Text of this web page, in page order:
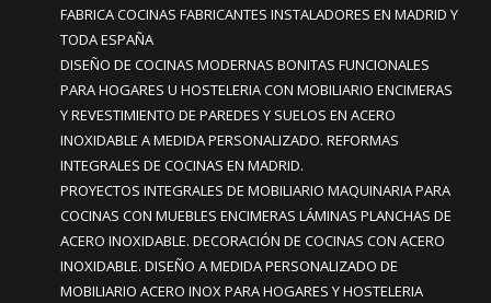
FABRICA COCINAS FABRICANTES INSTALADORES EN MADRID Y
TODA ESPAÑA
DISEÑO DE COCINAS MODERNAS BONITAS FUNCIONALES
PARA HOGARES U HOSTELERIA CON MOBILIARIO ENCIMERAS
Y REVESTIMIENTO DE PAREDES Y SUELOS EN ACERO
INOXIDABLE A MEDIDA PERSONALIZADO. REFORMAS
INTEGRALES DE COCINAS EN MADRID.
PROYECTOS INTEGRALES DE MOBILIARIO MAQUINARIA PARA
COCINAS CON MUEBLES ENCIMERAS LÁMINAS PLANCHAS DE
ACERO INOXIDABLE. DECORACIÓN DE COCINAS CON ACERO
INOXIDABLE. DISEÑO A MEDIDA PERSONALIZADO DE
MOBILIARIO ACERO INOX PARA HOGARES Y HOSTELERIA